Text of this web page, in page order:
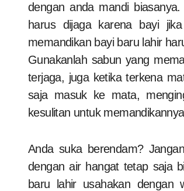
dengan anda mandi
harus dijaga karena bayi
memandikan bayi baru lahir
Gunakanlah sabun yang
terjaga, juga ketika terkena
saja masuk ke mata,
kesulitan untuk
Anda suka berendam?
dengan air hangat tetap saja
baru lahir usahakan dengan